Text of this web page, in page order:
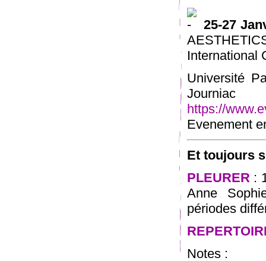
25-27
International
Université
https://
Evenement
Et toujours
PLEURER :
Anne
périodes
Notes :